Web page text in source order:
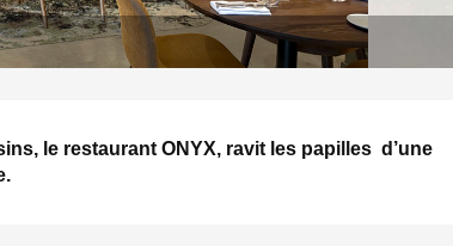
le restaurant ONYX, ravit les papilles d’une